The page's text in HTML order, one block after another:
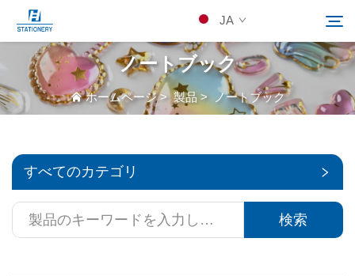
JA
製品
カスタムソリューション
リソース
検索
ノートブック
ホームページ>製品> ノートブック
すべてのカテゴリ
検索